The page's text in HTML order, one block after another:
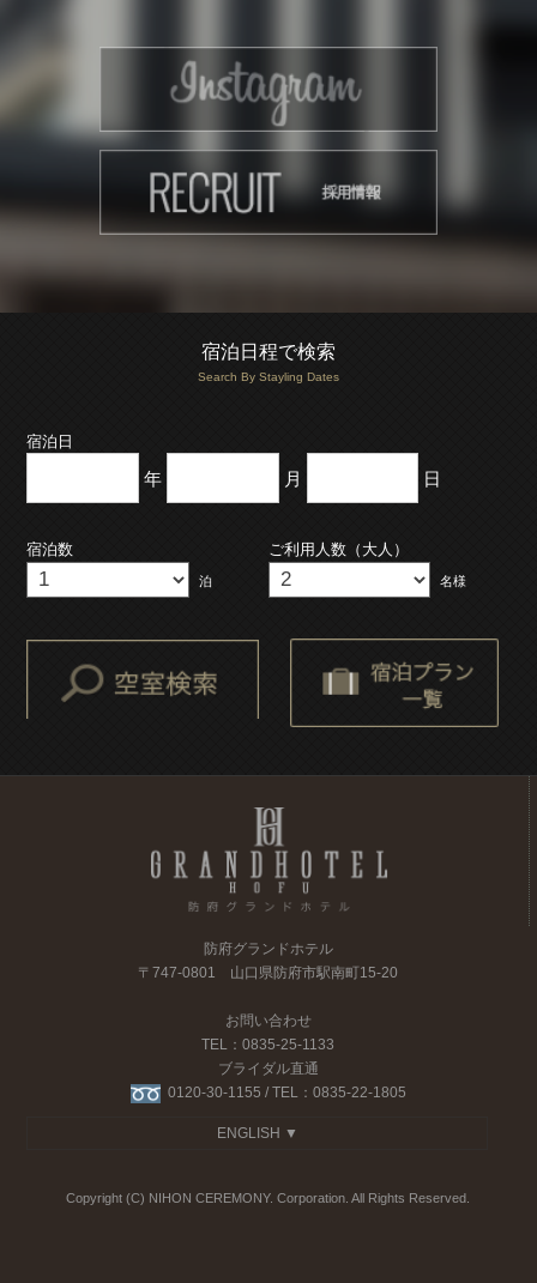
宿泊日程で検索
Search By Stayling Dates
宿泊日
年 月 日
宿泊数
泊
ご利用人数（大人）
名様
防府グランドホテル
〒747-0801 山口県防府市駅南町15-20
お問い合わせ
TEL：0835-25-1133
ブライダル直通
0120-30-1155 / TEL： 0835-22-1805
ENGLISH ▼
Copyright (C) NIHON CEREMONY. Corporation. All Rights Reserved.